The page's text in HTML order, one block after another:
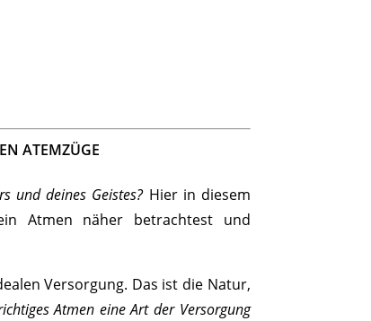
ATEMZÜGE
und deines Geistes?Hier in diesem
Atmen näher betrachtest und
Versorgung. Das ist die Natur,
Atmen eine Art der Versorgung